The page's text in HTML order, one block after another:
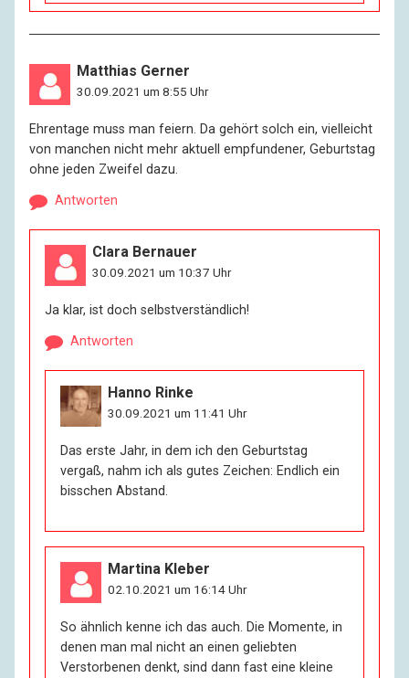
Matthias Gerner
30.09.2021 um 8:55 Uhr
Ehrentage muss man feiern. Da gehört solch ein, vielleicht
von manchen nicht mehr aktuell empfundener, Geburtstag
ohne jeden Zweifel dazu.
Antworten
Clara Bernauer
30.09.2021 um 10:37 Uhr
Ja klar, ist doch selbstverständlich!
Antworten
Hanno Rinke
30.09.2021 um 11:41 Uhr
Das erste Jahr, in dem ich den Geburtstag
vergaß, nahm ich als gutes Zeichen: Endlich ein
bisschen Abstand.
Martina Kleber
02.10.2021 um 16:14 Uhr
So ähnlich kenne ich das auch. Die Momente, in
denen man mal nicht an einen geliebten
Verstorbenen denkt, sind dann fast eine kleine